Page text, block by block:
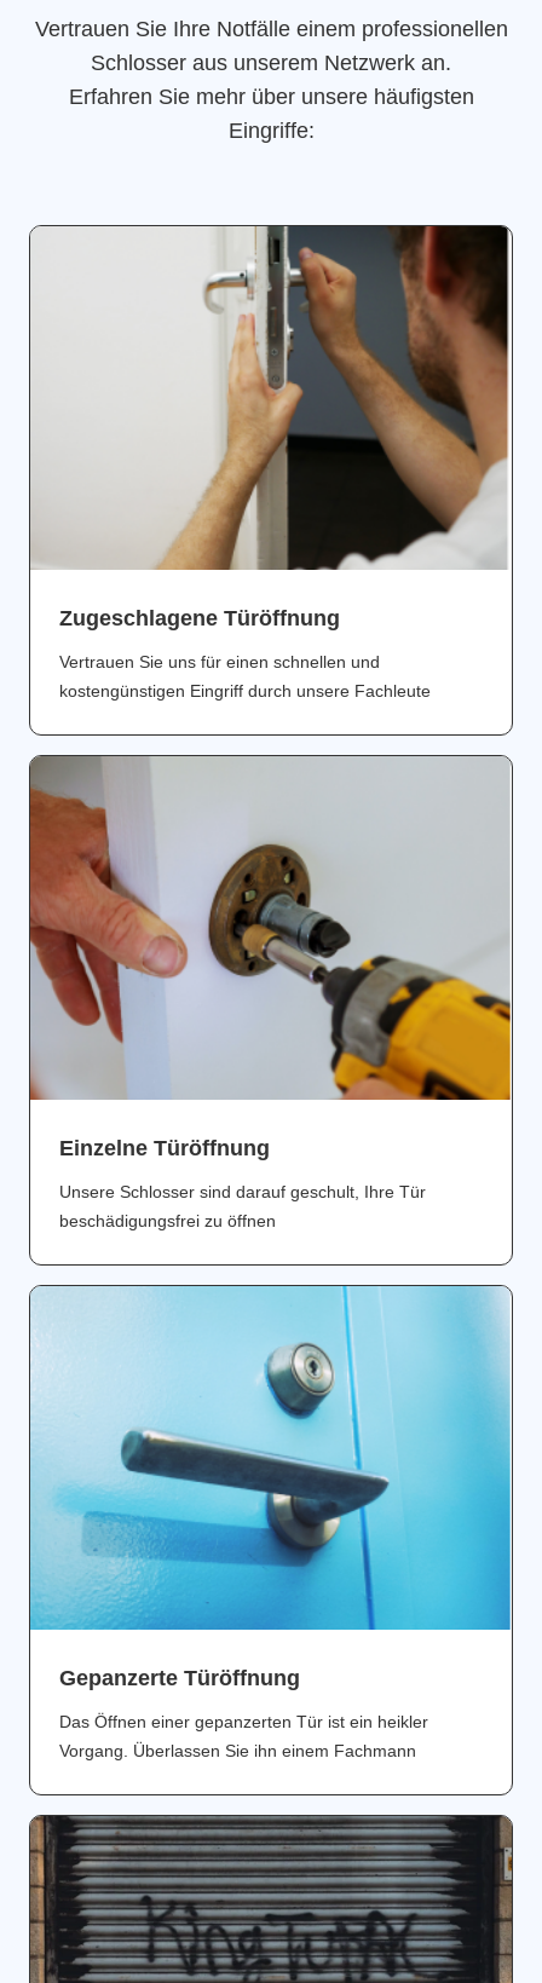
Vertrauen Sie Ihre Notfälle einem professionellen
Schlosser aus unserem Netzwerk an.
Erfahren Sie mehr über unsere häufigsten
Eingriffe:
Zugeschlagene Türöffnung
Vertrauen Sie uns für einen schnellen und
kostengünstigen Eingriff durch unsere Fachleute
Einzelne Türöffnung
Unsere Schlosser sind darauf geschult, Ihre Tür
beschädigungsfrei zu öffnen
Gepanzerte Türöffnung
Das Öffnen einer gepanzerten Tür ist ein heikler
Vorgang. Überlassen Sie ihn einem Fachmann